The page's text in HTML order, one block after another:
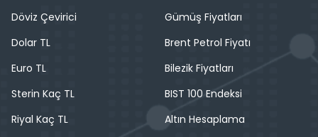
Döviz Çevirici
Dolar TL
Euro TL
Sterin Kaç TL
Riyal Kaç TL
Gümüş Fiyatları
Brent Petrol Fiyatı
Bilezik Fiyatları
BIST 100 Endeksi
Altın Hesaplama